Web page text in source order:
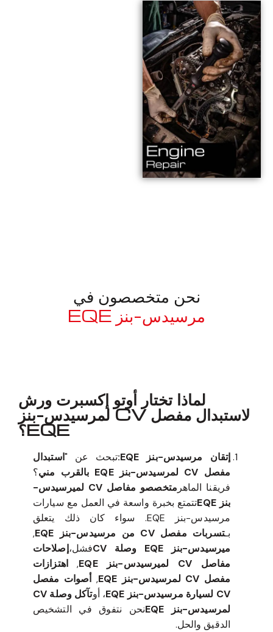
نحن متخصصون في
مرسيدس-بنز EQE
لماذا تختار أوتو إكسبرت ورش
لاستبدال مفصل CV لمرسيدس-بنز
EQE؟
إتقان مرسيدس-بنز EQE: تبحث عن "استبدال
مفصل CV لمرسيدس-بنز EQE بالقرب مني
؟
فريقنا الماهر
متخصصو مفاصل CV لميرسيدس-
بنز EQE
تتمتع بخبرة واسعة في العمل مع سيارات
مرسيدس-بنز EQE. سواء كان ذلك يتعلق
بـتسربات مفصل CV من مرسيدس-بنز EQE
,
ميرسيدس-بنز EQE وصلة CV
فشل،إصلاحات
مفاصل CV لميرسيدس-بنز EQE
,اهتزازات
مفصل CV لمرسيدس-بنز EQE
, أصوات مفصل
CV لسيارة مرسيدس-بنز EQE
، أو
تآكل وصلة CV
لمرسيدس-بنز EQE
نحن نتفوق في التشخيص
الدقيق والحل.